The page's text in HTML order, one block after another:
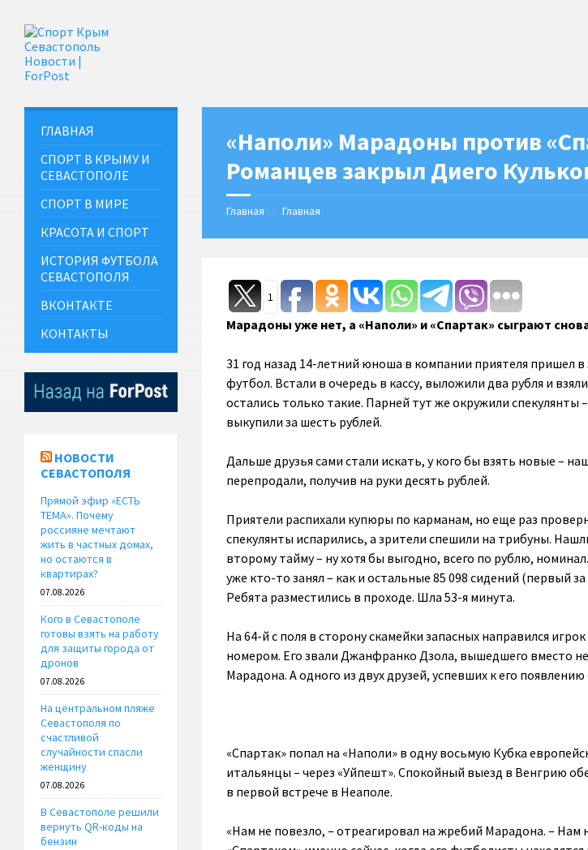
«Наполи» Марадоны против
Романцев закрыл Диего
Главная Главная
1
Марадоны уже нет, а «Наполи» и «Спартак» сыграют
31 год назад 14-летний юноша в компании приятеля пришел
футбол. Встали в очередь в кассу, выложили два рубля и
остались только такие. Парней тут же окружили спекулянты
выкупили за шесть рублей.
Дальше друзья сами стали искать, у кого бы взять новые –
перепродали, получив на руки десять рублей.
Приятели распихали купюры по карманам, но еще раз
спекулянты испарились, а зрители спешили на трибуны.
второму тайму – ну хотя бы выгодно, всего по рублю,
уже кто-то занял – как и остальные 85 098 сидений (первый
Ребята разместились в проходе. Шла 53-я минута.
На 64-й с поля в сторону скамейки запасных направился
номером. Его звали Джанфранко Дзола, вышедшего вместо
Марадона. А одного из двух друзей, успевших к его появлению
«Спартак» попал на «Наполи» в одну восьмую Кубка
итальянцы – через «Уйпешт». Спокойный выезд в Венгрию
в первой встрече в Неаполе.
«Нам не повезло, – отреагировал на жребий Марадона. – Нам
ГЛАВНАЯ
СПОРТ В КРЫМУ И
СЕВАСТОПОЛЕ
СПОРТ В МИРЕ
КРАСОТА И СПОРТ
ИСТОРИЯ ФУТБОЛА
СЕВАСТОПОЛЯ
ВКОНТАКТЕ
КОНТАКТЫ
НОВОСТИ
СЕВАСТОПОЛЯ
Прямой эфир «ЕСТЬ
ТЕМА». Почему
россияне мечтают
жить в частных домах,
но остаются в
квартирах?
07.08.2026
Кого в Севастополе
готовы взять на работу
для защиты города от
дронов
07.08.2026
На центральном пляже
Севастополя по
счастливой
случайности спасли
женщину
07.08.2026
В Севастополе решили
вернуть QR-коды на
бензин